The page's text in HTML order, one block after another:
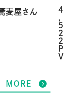
麦屋さん
4
,
5
2
2
P
V